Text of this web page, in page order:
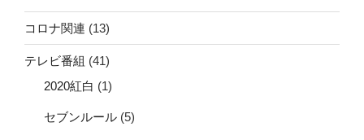
コロナ関連 (13)
テレビ番組 (41)
2020紅白 (1)
セブンルール (5)